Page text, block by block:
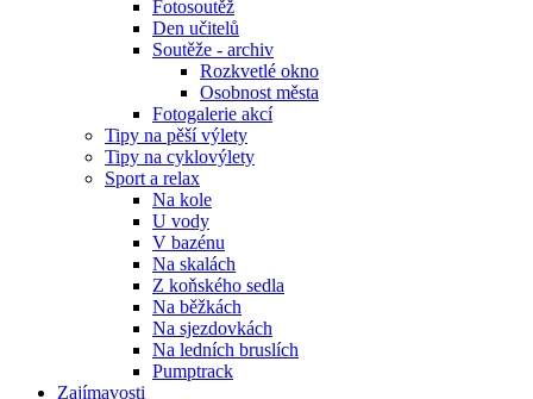
Fotosoutěž
Den učitelů
Soutěže - archiv
Rozkvetlé okno
Osobnost města
Fotogalerie akcí
Tipy na pěší výlety
Tipy na cyklovýlety
Sport a relax
Na kole
U vody
V bazénu
Na skalách
Z koňského sedla
Na běžkách
Na sjezdovkách
Na ledních bruslích
Pumptrack
Zajímavosti